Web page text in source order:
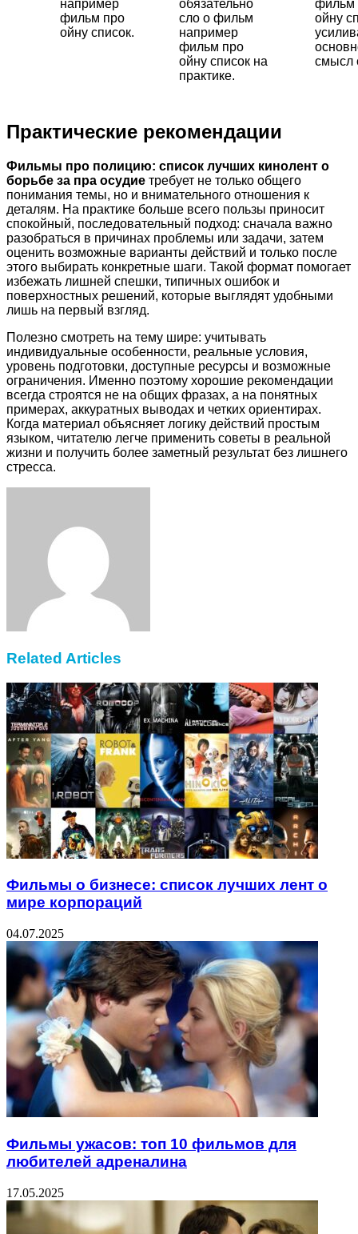
например
фильм про
ойну список.
обязательно
сло о фильм
например
фильм про
ойну список на
практике.
фильм
ойну
смысл
Практические рекомендации
Фильмы про полицию: список лучших кинолент о
борьбе за пра осудие требует не только общего
понимания темы, но и внимательного отношения к
деталям. На практике больше всего пользы приносит
спокойный, последовательный подход: сначала важно
разобраться в причинах проблемы или задачи, затем
оценить возможные варианты действий и только после
этого выбирать конкретные шаги. Такой формат помогает
избежать лишней спешки, типичных ошибок и
поверхностных решений, которые выглядят удобными
лишь на первый взгляд.
Полезно смотреть на тему шире: учитывать
индивидуальные особенности, реальные условия,
уровень подготовки, доступные ресурсы и возможные
ограничения. Именно поэтому хорошие рекомендации
всегда строятся не на общих фразах, а на понятных
примерах, аккуратных выводах и четких ориентирах.
Когда материал объясняет логику действий простым
языком, читателю легче применить советы в реальной
жизни и получить более заметный результат без лишнего
стресса.
Related Articles
Фильмы о бизнесе: список лучших лент о
мире корпораций
04.07.2025
Фильмы ужасов: топ 10 фильмов для
любителей адреналина
17.05.2025